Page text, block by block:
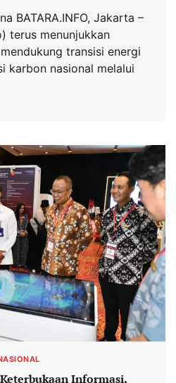
BATARA.INFO, Jakarta –
terus menunjukkan
transisi energi
karbon nasional melalui
Informasi,